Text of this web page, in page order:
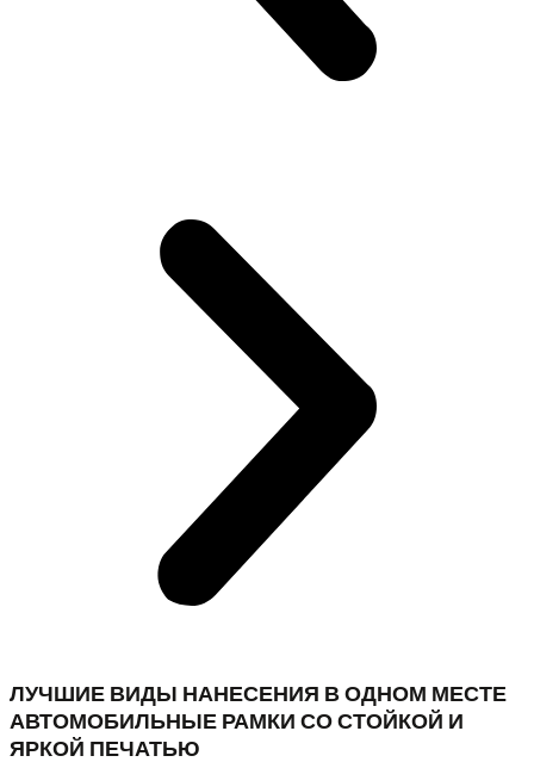
ЛУЧШИЕ ВИДЫ НАНЕСЕНИЯ В ОДНОМ МЕСТЕ
АВТОМОБИЛЬНЫЕ РАМКИ СО СТОЙКОЙ И
ЯРКОЙ ПЕЧАТЬЮ